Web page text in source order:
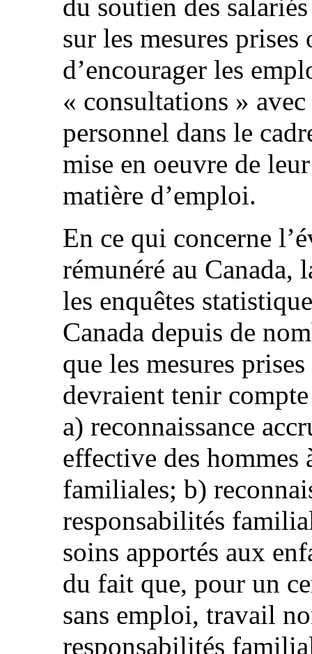
du soutien des
sur les mesures
d’encourager les
« consultations »
personnel dans le
mise en oeuvre de
matière d’emploi.
En ce qui concerne
rémunéré au Canada,
les enquêtes
Canada depuis de
que les mesures
devraient tenir
a) reconnaissance
effective des hommes
familiales; b)
responsabilités
soins apportés aux
du fait que, pour un
sans emploi, travail
responsabilités